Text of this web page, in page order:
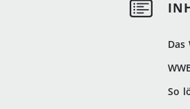
Das
So